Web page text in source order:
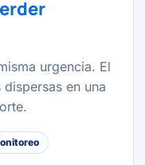
urgencia. El
en una